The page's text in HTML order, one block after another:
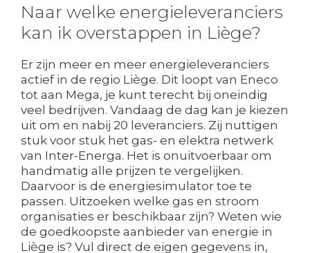
Naar welke energieleveranciers
kan ik overstappen in Liège?
Er zijn meer en meer energieleveranciers
actief in de regio Liège. Dit loopt van Eneco
tot aan Mega, je kunt terecht bij oneindig
veel bedrijven. Vandaag de dag kan je kiezen
uit om en nabij 20 leveranciers. Zij nuttigen
stuk voor stuk het gas- en elektra netwerk
van Inter-Energa. Het is onuitvoerbaar om
handmatig alle prijzen te vergelijken.
Daarvoor is de energiesimulator toe te
passen. Uitzoeken welke gas en stroom
organisaties er beschikbaar zijn? Weten wie
de goedkoopste aanbieder van energie in
Liège is? Vul direct de eigen gegevens in,